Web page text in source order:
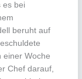
es bei
beruht auf
einer Woche
Chef darauf,